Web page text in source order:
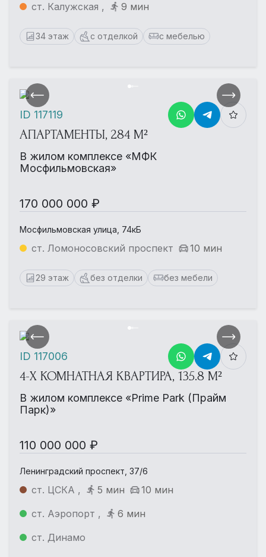
ст. Калужская ,
9 мин
34 этаж с отделкой с мебелью
АПАРТАМЕНТЫ, 284 М²
В жилом комплексе «МФК
Мосфильмовская»
170 000 000 ₽
Мосфильмовская улица, 74кБ
ст. Ломоносовский проспект 10 мин
29 этаж без отделки без мебели
ID 117119
4-Х КОМНАТНАЯ КВАРТИРА, 135.8 М²
В жилом комплексе «Prime Park (Прайм
Парк)»
110 000 000 ₽
Ленинградский проспект, 37/6
ст. ЦСКА , 5 мин
10 мин
ст. Аэропорт ,
6 мин
ст. Динамо
ID 117006